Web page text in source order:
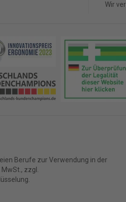
Wir
Berufe zur Verwendung in der
zzgl.